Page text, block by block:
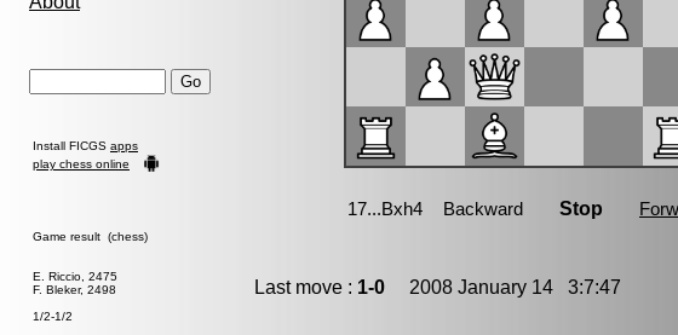
Install FICGS apps
play chess online
Game result (chess)
E. Riccio, 2475
F. Bleker, 2498
1/2-1/2
Last move : 1-0 2008 January 14 3:7:47